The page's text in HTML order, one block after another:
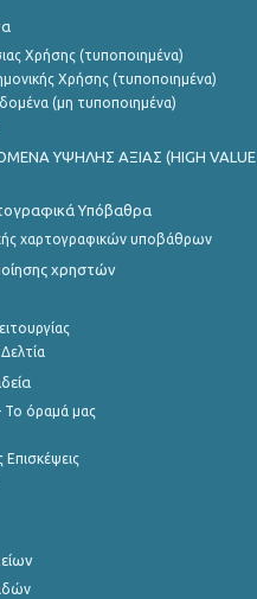
Χρήσης (τυποποιημένα)
Χρήσης (τυποποιημένα)
(μη τυποποιημένα)
ΥΨΗΛΗΣ ΑΞΙΑΣ (HIGH VALUE
Υπόβαθρα
χαρτογραφικών υποβάθρων
χρηστών
Το όραμά μας
Επισκέψεις